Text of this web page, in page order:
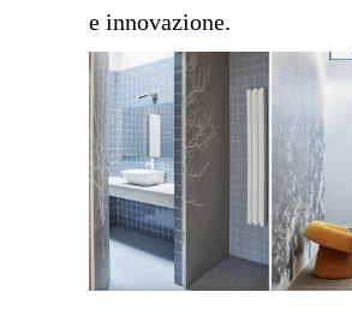
e innovazione.